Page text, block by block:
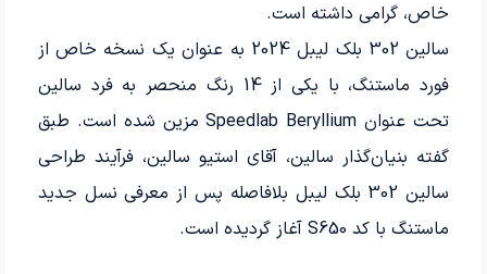
خاص، گرامی داشته است.
سالین 302 بلک لیبل 2024 به عنوان یک نسخه خاص از
فورد ماستنگ، با یکی از 14 رنگ منحصر به فرد سالین
تحت عنوان Speedlab Beryllium مزین شده است. طبق
گفته بنیان‌گذار سالین، آقای استیو سالین، فرآیند طراحی
سالین 302 بلک لیبل بلافاصله پس از معرفی نسل جدید
ماستنگ با کد S650 آغاز گردیده است.